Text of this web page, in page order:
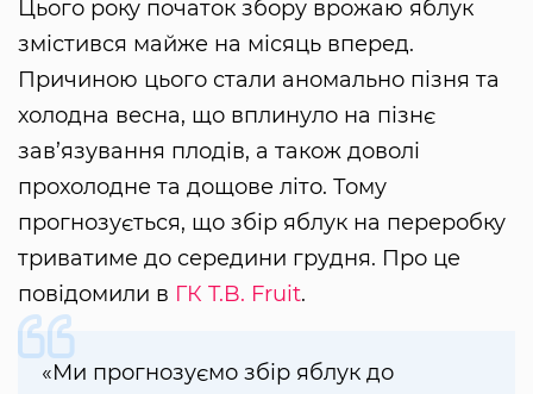
Цього року початок збору врожаю яблук
змістився майже на місяць вперед.
Причиною цього стали аномально пізня та
холодна весна, що вплинуло на пізнє
зав’язування плодів, а також доволі
прохолодне та дощове літо. Тому
прогнозується, що збір яблук на переробку
триватиме до середини грудня. Про це
повідомили в ГК T.B. Fruit.
«Ми прогнозуємо збір яблук до